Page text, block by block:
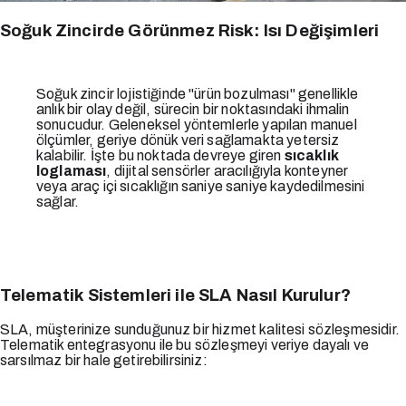
Soğuk Zincirde Görünmez Risk: Isı Değişimleri
Soğuk zincir lojistiğinde "ürün bozulması" genellikle
anlık bir olay değil, sürecin bir noktasındaki ihmalin
sonucudur. Geleneksel yöntemlerle yapılan manuel
ölçümler, geriye dönük veri sağlamakta yetersiz
kalabilir. İşte bu noktada devreye giren sıcaklık
loglaması, dijital sensörler aracılığıyla konteyner
veya araç içi sıcaklığın saniye saniye kaydedilmesini
sağlar.
Telematik Sistemleri ile SLA Nasıl Kurulur?
SLA, müşterinize sunduğunuz bir hizmet kalitesi sözleşmesidir.
Telematik entegrasyonu ile bu sözleşmeyi veriye dayalı ve
sarsılmaz bir hale getirebilirsiniz: